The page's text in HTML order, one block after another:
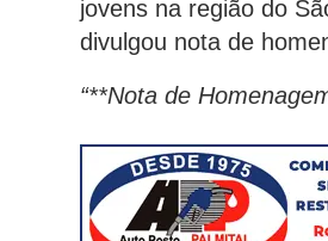
jovens na região do
divulgou nota de
“**Nota de